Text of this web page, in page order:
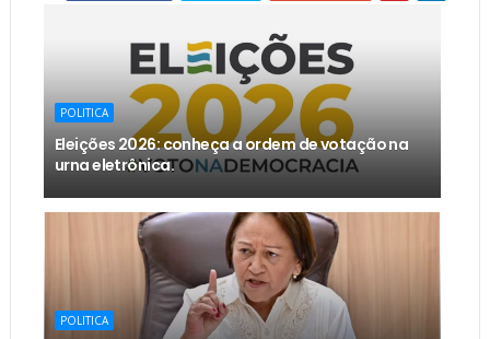
POLITICA
Eleições 2026: conheça a ordem de votação na
urna eletrônica.
POLITICA